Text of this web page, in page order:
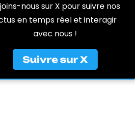
nous sur X pour suivre nos
en temps réel et interagir
avec nous !
Suivre sur X